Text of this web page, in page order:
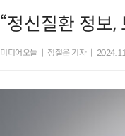
“정신질환 정보,
미디어오늘 정철운 기자